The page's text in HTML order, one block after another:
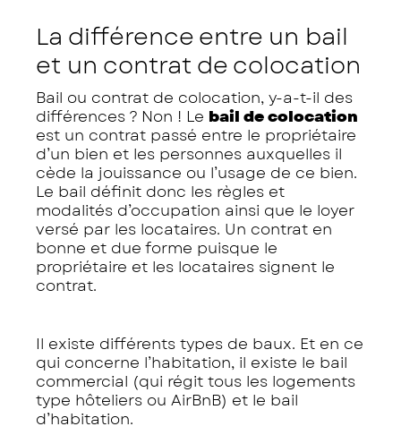
La différence entre un bail
et un contrat de colocation
Bail ou contrat de colocation, y-a-t-il des
différences ? Non ! Le bail de colocation
est un contrat passé entre le propriétaire
d’un bien et les personnes auxquelles il
cède la jouissance ou l’usage de ce bien.
Le bail définit donc les règles et
modalités d’occupation ainsi que le loyer
versé par les locataires. Un contrat en
bonne et due forme puisque le
propriétaire et les locataires signent le
contrat.
Il existe différents types de baux. Et en ce
qui concerne l’habitation, il existe le bail
commercial (qui régit tous les logements
type hôteliers ou AirBnB) et le bail
d’habitation.